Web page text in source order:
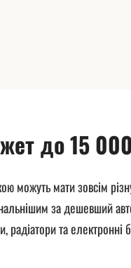
до 15 000
можуть мати зовсім
за дешевший
та електронні